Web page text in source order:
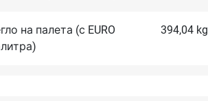
на палета (с EURO
394,04 kg